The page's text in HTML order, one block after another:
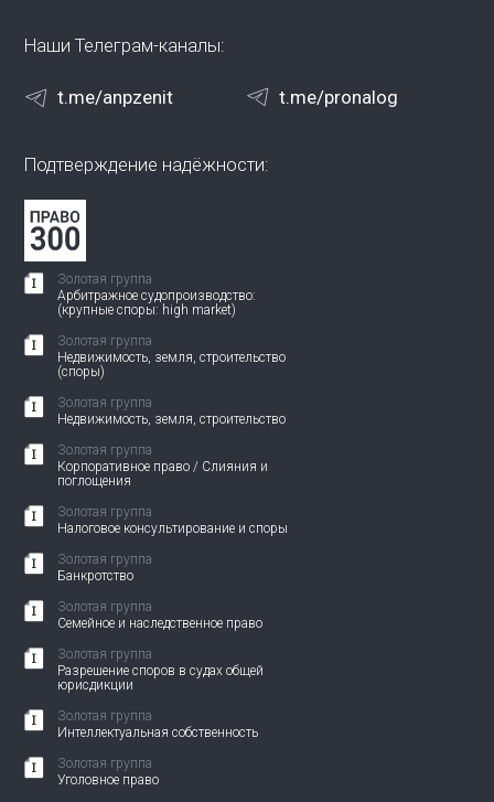
Наши Телеграм-каналы:
t.me/anpzenit t.me/pronalog
Подтверждение надёжности:
Золотая группа
Арбитражное судопроизводство:
(крупные споры: high market)
Золотая группа
Недвижимость, земля, строительство
(споры)
Золотая группа
Недвижимость, земля, строительство
Золотая группа
Корпоративное право / Слияния и
поглощения
Золотая группа
Налоговое консультирование и споры
Золотая группа
Банкротство
Золотая группа
Семейное и наследственное право
Золотая группа
Разрешение споров в судах общей
юрисдикции
Золотая группа
Интеллектуальная собственность
Золотая группа
Уголовное право